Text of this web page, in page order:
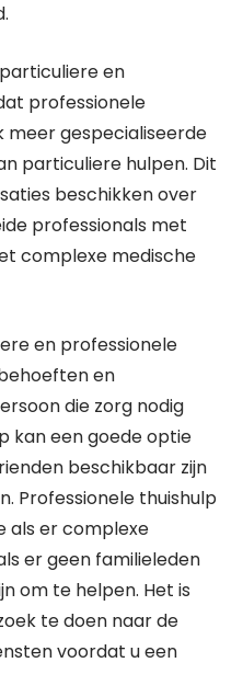
en
professionele
meer gespecialiseerde
particuliere hulpen. Dit
beschikken over
professionals met
complexe medische
en professionele
en
die zorg nodig
kan een goede optie
beschikbaar zijn
Professionele thuishulp
als er complexe
er geen familieleden
om te helpen. Het is
te doen naar de
voordat u een